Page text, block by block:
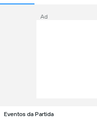
Ad
Eventos da Partida